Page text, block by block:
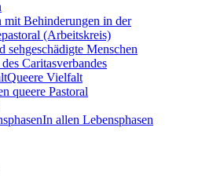
mit Behinderungen in der
(Arbeitskreis)
sehgeschädigte Menschen
Caritasverbandes
Queere Vielfalt
queere Pastoral
In allen Lebensphasen